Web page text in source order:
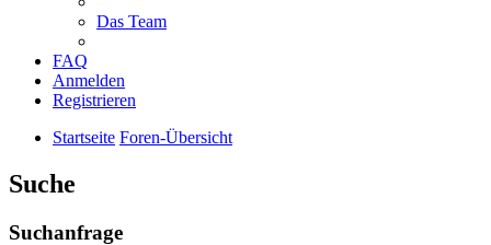
Das Team
FAQ
Anmelden
Registrieren
Startseite Foren-Übersicht
Suche
Suchanfrage